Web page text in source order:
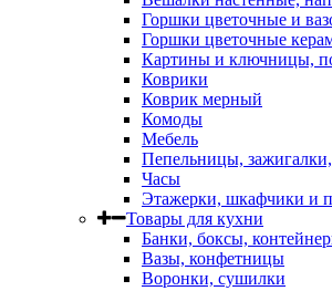
Горшки цветочные и
Горшки цветочные
Картины и ключницы,
Коврики
Коврик мерный
Комоды
Мебель
Пепельницы,
Часы
Этажерки, шкафчики и
Товары для кухни
Банки, боксы,
Вазы, конфетницы
Воронки, сушилки